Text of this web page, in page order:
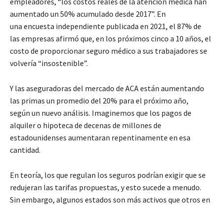
aumentado un 50% acumulado desde 2017”. En
una encuesta independiente publicada en 2021, el 87% de
las empresas afirmó que, en los próximos cinco a 10 años, el
costo de proporcionar seguro médico a sus trabajadores se
volvería “insostenible”.
Y las aseguradoras del mercado de ACA están aumentando
las primas un promedio del 20% para el próximo año,
según un nuevo análisis. Imaginemos que los pagos de
alquiler o hipoteca de decenas de millones de
estadounidenses aumentaran repentinamente en esa
cantidad.
En teoría, los que regulan los seguros podrían exigir que se
redujeran las tarifas propuestas, y esto sucede a menudo.
Sin embargo, algunos estados son más activos que otros en